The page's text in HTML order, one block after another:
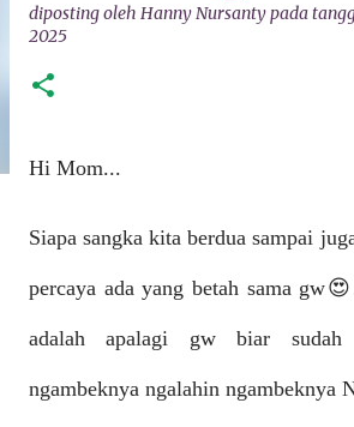
diposting oleh Hanny Nursantypada
2025
Hi Mom...
Siapa sangka kita berdua sampai
percaya ada yang betah sama
adalah apalagi gw biar
ngambeknya ngalahin ngambeknya